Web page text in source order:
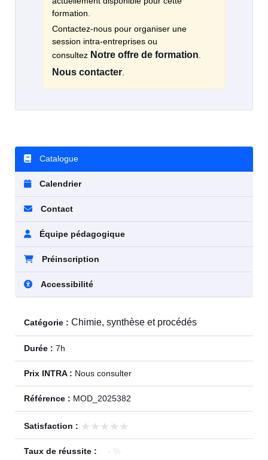
formation.
Contactez-nous pour organiser une
session intra-entreprises ou
consultez Notre offre de formation.
Nous contacter.
Catalogue
Calendrier
Contact
Équipe pédagogique
Préinscription
Accessibilité
Catégorie : Chimie, synthèse et procédés
Durée : 7h
Prix INTRA : Nous consulter
Référence : MOD_2025382
Satisfaction : ★★★★★
★★★★★
Taux de réussite : - %